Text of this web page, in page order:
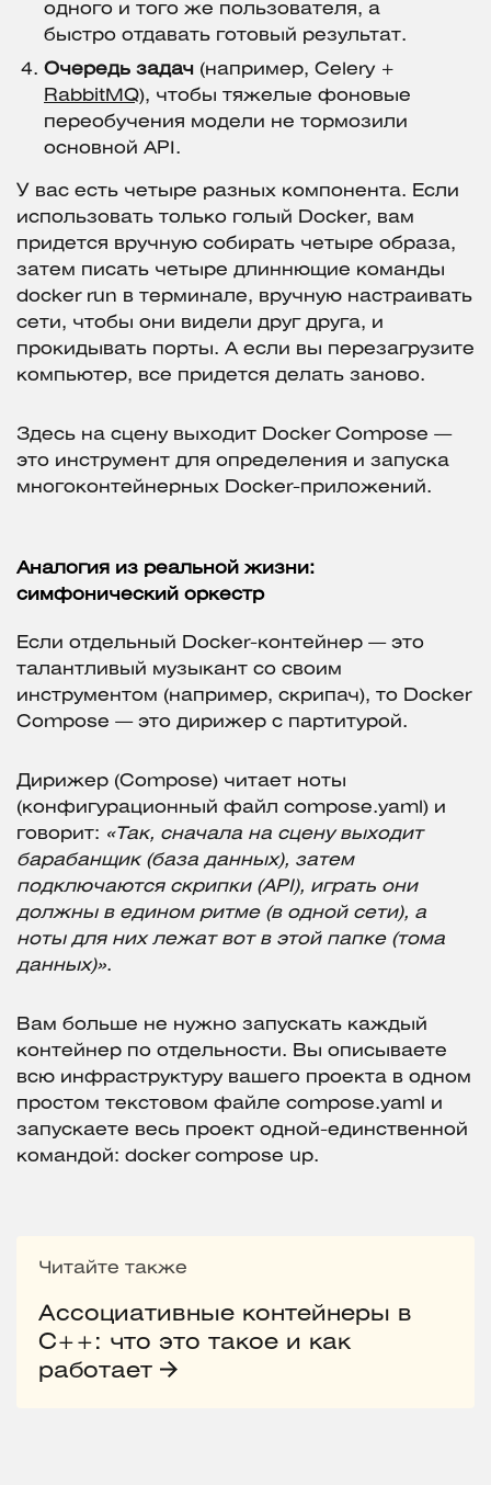
одного и того же пользователя, а
быстро отдавать готовый результат.
Очередь задач (например, Celery +
RabbitMQ), чтобы тяжелые фоновые
переобучения модели не тормозили
основной API.
У вас есть четыре разных компонента. Если
использовать только голый Docker, вам
придется вручную собирать четыре образа,
затем писать четыре длиннющие команды
docker run в терминале, вручную настраивать
сети, чтобы они видели друг друга, и
прокидывать порты. А если вы перезагрузите
компьютер, все придется делать заново.
Здесь на сцену выходит Docker Compose —
это инструмент для определения и запуска
многоконтейнерных Docker-приложений.
Аналогия из реальной жизни:
симфонический оркестр
Если отдельный Docker-контейнер — это
талантливый музыкант со своим
инструментом (например, скрипач), то Docker
Compose — это дирижер с партитурой.
Дирижер (Compose) читает ноты
(конфигурационный файл compose.yaml) и
говорит: «Так, сначала на сцену выходит
барабанщик (база данных), затем
подключаются скрипки (API), играть они
должны в едином ритме (в одной сети), а
ноты для них лежат вот в этой папке (тома
данных)».
Вам больше не нужно запускать каждый
контейнер по отдельности. Вы описываете
всю инфраструктуру вашего проекта в одном
простом текстовом файле compose.yaml и
запускаете весь проект одной-единственной
командой: docker compose up.
Читайте также
Ассоциативные контейнеры в
C++: что это такое и как
работает